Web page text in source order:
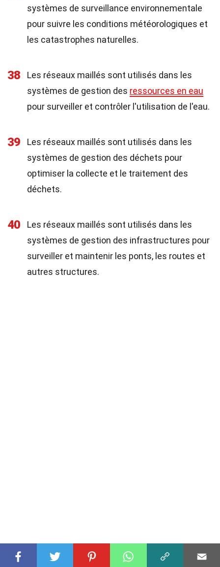
systèmes de surveillance environnementale
pour suivre les conditions météorologiques et
les catastrophes naturelles.
38
Les réseaux maillés sont utilisés dans les
systèmes de gestion des ressources en eau
pour surveiller et contrôler l'utilisation de l'eau.
39
Les réseaux maillés sont utilisés dans les
systèmes de gestion des déchets pour
optimiser la collecte et le traitement des
déchets.
40
Les réseaux maillés sont utilisés dans les
systèmes de gestion des infrastructures pour
surveiller et maintenir les ponts, les routes et
autres structures.